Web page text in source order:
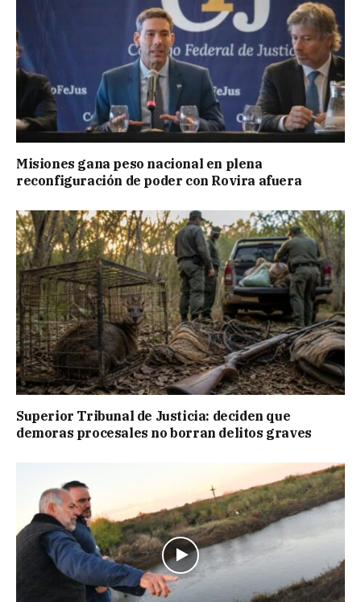
Misiones gana peso nacional en plena
reconfiguración de poder con Rovira afuera
Superior Tribunal de Justicia: deciden que
demoras procesales no borran delitos graves